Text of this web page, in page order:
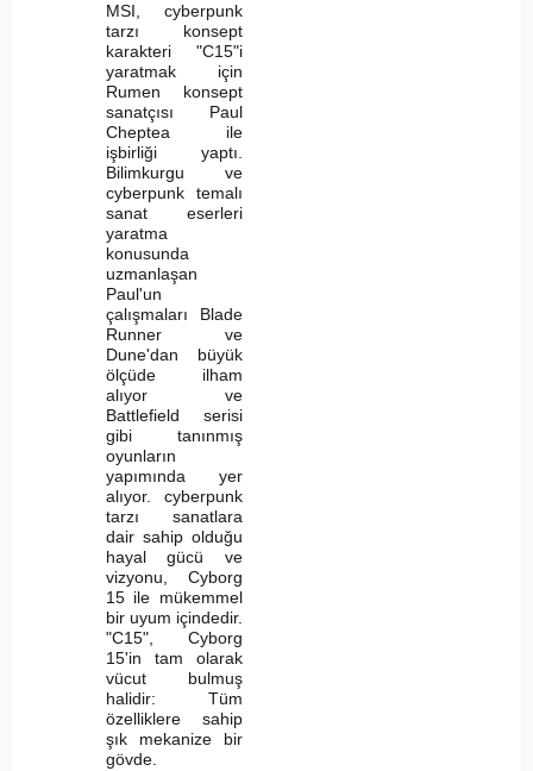
MSI, cyberpunk
tarzı konsept
karakteri "C15"i
yaratmak için
Rumen konsept
sanatçısı Paul
Cheptea ile
işbirliği yaptı.
Bilimkurgu ve
cyberpunk temalı
sanat eserleri
yaratma
konusunda
uzmanlaşan
Paul'un
çalışmaları Blade
Runner ve
Dune'dan büyük
ölçüde ilham
alıyor ve
Battlefield serisi
gibi tanınmış
oyunların
yapımında yer
alıyor. cyberpunk
tarzı sanatlara
dair sahip olduğu
hayal gücü ve
vizyonu, Cyborg
15 ile mükemmel
bir uyum içindedir.
"C15", Cyborg
15'in tam olarak
vücut bulmuş
halidir: Tüm
özelliklere sahip
şık mekanize bir
gövde.